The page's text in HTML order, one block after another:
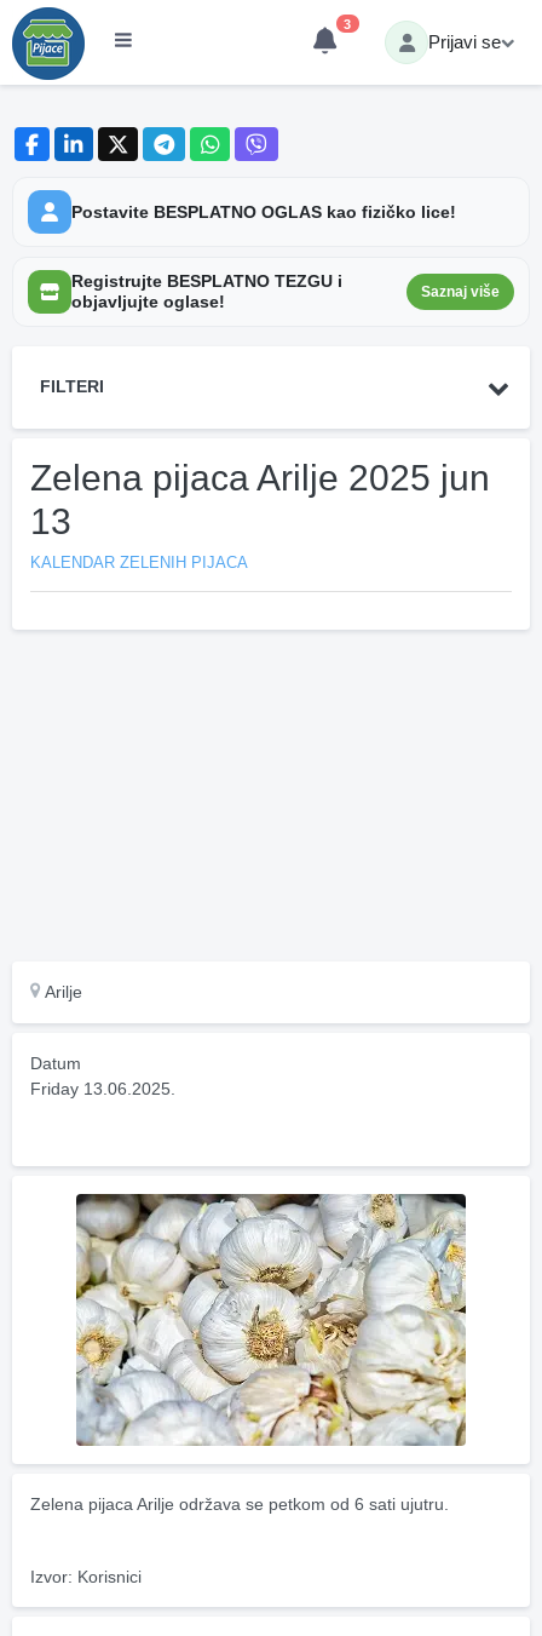
3
Prijavi se
Postavite BESPLATNO OGLAS kao fizičko lice!
Registrujte BESPLATNO TEZGU i
objavljujte oglase!
Saznaj više
FILTERI
Zelena pijaca Arilje 2025 jun
13
KALENDAR ZELENIH PIJACA
Arilje
Datum
Friday 13.06.2025.
Zelena pijaca Arilje održava se petkom od 6 sati ujutru.
Izvor: Korisnici